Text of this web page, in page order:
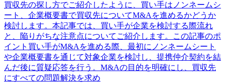
買収先の探し方でご紹介したように、買い手はノンネームシ
ート、企業概要書で買収先についてM&Aを進めるかどうか
検討します。本記事では、買い手が企業を検討する際流れ
と、陥りがちな注意点についてご紹介します。この記事のポ
イント買い手がM&Aを進める際、最初にノンネームシート
や企業概要書を通じて対象企業を検討し、提携仲介契約を結
んだ後に質疑応答を行う。M&Aの目的を明確にし、買収先
にすべての問題解決を求め